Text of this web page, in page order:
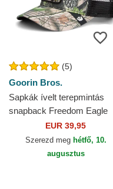
(5)
Goorin Bros.
Sapkák ívelt terepmintás
snapback Freedom Eagle
Camouflage Seasonal Real
Tree The Farm Goorin Bros.
EUR 39,95
Szerezd meg hétfő, 10.
augusztus